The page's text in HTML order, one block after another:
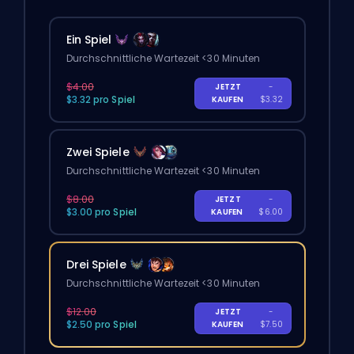
Ein Spiel
Durchschnittliche Wartezeit <30 Minuten
$4.00
$3.32 pro Spiel
JETZT
KAUFEN
-
$3.32
Zwei Spiele
Durchschnittliche Wartezeit <30 Minuten
$8.00
$3.00 pro Spiel
JETZT
KAUFEN
-
$6.00
Drei Spiele
Durchschnittliche Wartezeit <30 Minuten
$12.00
$2.50 pro Spiel
JETZT
KAUFEN
-
$7.50